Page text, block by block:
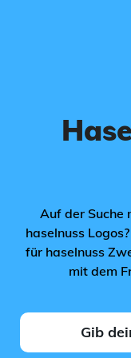
Auf der Suche
haselnuss
für haselnuss
mit dem